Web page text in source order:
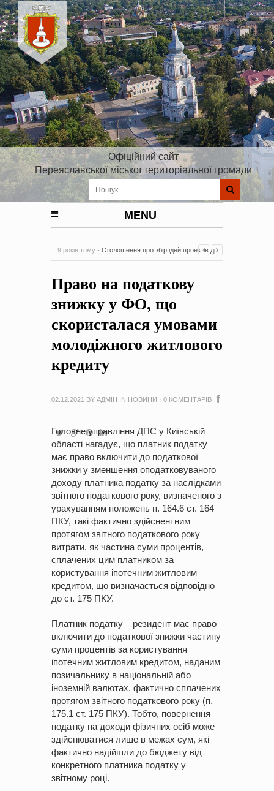
Офіційний сайт
Переяславської міської територіальної громади
MENU
9 років тому - Оголошення про збір ідей проектів до
на період 2018 – 2020 роки Оголошення про збір ідей
проектів
Право на податкову
знижку у ФО, що
скористалася умовами
молодіжного житлового
кредиту
02.12.2021 BY АДМІН IN НОВИНИ · 0 КОМЕНТАРІВ
Головне управління ДПС у Київській
області нагадує, що платник податку
має право включити до податкової
знижки у зменшення оподатковуваного
доходу платника податку за наслідками
звітного податкового року, визначеного з
урахуванням положень п. 164.6 ст. 164
ПКУ, такі фактично здійснені ним
протягом звітного податкового року
витрати, як частина суми процентів,
сплачених цим платником за
користування іпотечним житловим
кредитом, що визначається відповідно
до ст. 175 ПКУ.
Платник податку – резидент має право
включити до податкової знижки частину
суми процентів за користування
іпотечним житловим кредитом, наданим
позичальнику в національній або
іноземній валютах, фактично сплачених
протягом звітного податкового року (п.
175.1 ст. 175 ПКУ). Тобто, повернення
податку на доходи фізичних осіб може
здійснюватися лише в межах сум, які
фактично надійшли до бюджету від
конкретного платника податку у
звітному році.